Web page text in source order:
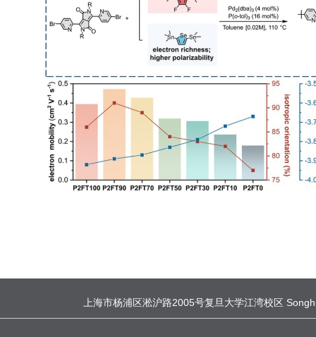
上海市杨浦区淞沪路2005号复旦大学江湾校区